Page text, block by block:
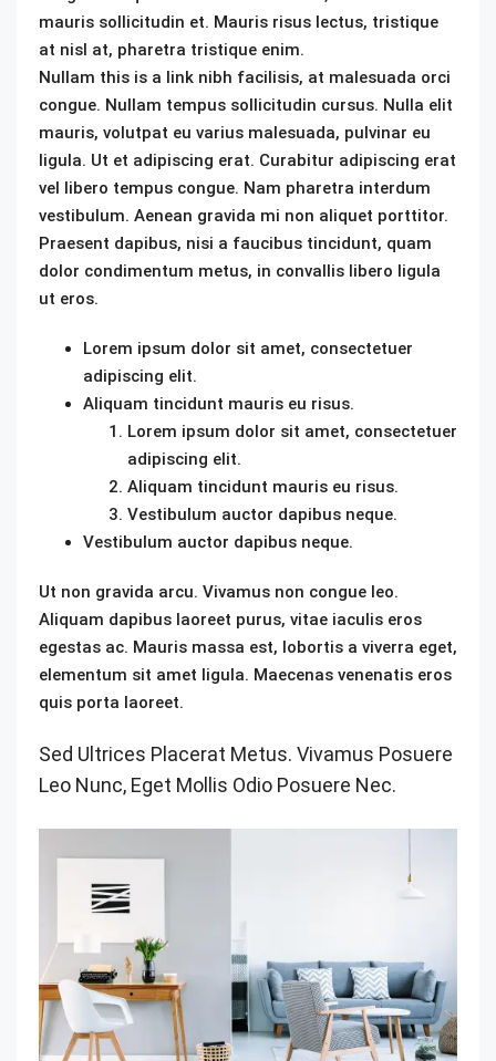
mauris sollicitudin et. Mauris risus lectus, tristique
at nisl at, pharetra tristique enim.
Nullam this is a link nibh facilisis, at malesuada orci
congue. Nullam tempus sollicitudin cursus. Nulla elit
mauris, volutpat eu varius malesuada, pulvinar eu
ligula. Ut et adipiscing erat. Curabitur adipiscing erat
vel libero tempus congue. Nam pharetra interdum
vestibulum. Aenean gravida mi non aliquet porttitor.
Praesent dapibus, nisi a faucibus tincidunt, quam
dolor condimentum metus, in convallis libero ligula
ut eros.
Lorem ipsum dolor sit amet, consectetuer
adipiscing elit.
Aliquam tincidunt mauris eu risus.
Lorem ipsum dolor sit amet, consectetuer
adipiscing elit.
Aliquam tincidunt mauris eu risus.
Vestibulum auctor dapibus neque.
Vestibulum auctor dapibus neque.
Ut non gravida arcu. Vivamus non congue leo.
Aliquam dapibus laoreet purus, vitae iaculis eros
egestas ac. Mauris massa est, lobortis a viverra eget,
elementum sit amet ligula. Maecenas venenatis eros
quis porta laoreet.
Sed Ultrices Placerat Metus. Vivamus Posuere
Leo Nunc, Eget Mollis Odio Posuere Nec.